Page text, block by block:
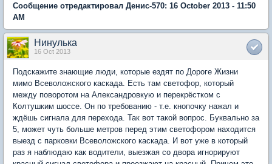
Сообщение отредактировал Денис-570: 16 October 2013 - 11:50
AM
Нинулька
16 Oct 2013
Подскажите знающие люди, которые ездят по Дороге Жизни
мимо Всеволожского каскада. Есть там светофор, который
между поворотом на Александровкую и перекрёстком с
Колтушким шоссе. Он по требованию - т.е. кнопочку нажал и
ждёшь сигнала для перехода. Так вот такой вопрос. Буквально за
5, может чуть больше метров перед этим светофором находится
выезд с парковки Всеволожского каскада. И вот уже в который
раз я наблюдаю как водители, выезжая со двора игнорируют